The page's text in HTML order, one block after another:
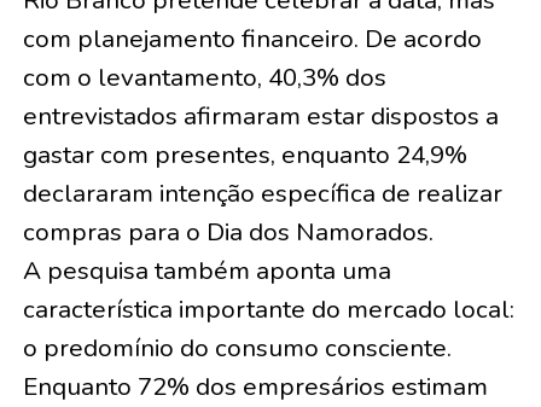
com planejamento financeiro. De acordo
com o levantamento, 40,3% dos
entrevistados afirmaram estar dispostos a
gastar com presentes, enquanto 24,9%
declararam intenção específica de realizar
compras para o Dia dos Namorados.
A pesquisa também aponta uma
característica importante do mercado local:
o predomínio do consumo consciente.
Enquanto 72% dos empresários estimam